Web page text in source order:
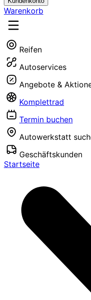
Warenkorb
Reifen
Autoservices
Angebote &
Komplettrad
Termin buchen
Autowerkstatt
Geschäftskunden
Startseite